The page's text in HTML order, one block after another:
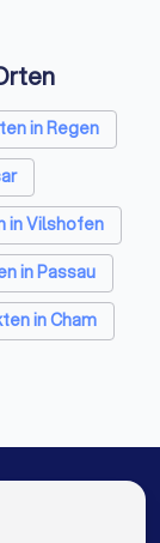
in Regen
in Vilshofen
in Passau
in Cham
in Berlin